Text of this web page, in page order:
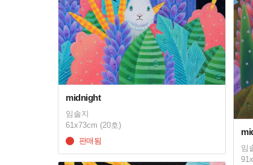
임
midnight
임솔지
61x73cm (20호)
판매됨